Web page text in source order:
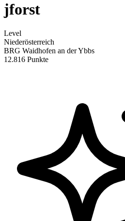
jforst
Level
Niederösterreich
BRG Waidhofen an der Ybbs
12.816 Punkte